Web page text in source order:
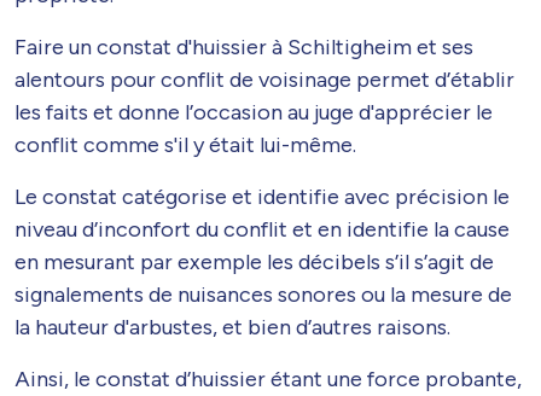
Faire un constat d'huissier à Schiltigheim et ses
alentours pour conflit de voisinage permet d’établir
les faits et donne l’occasion au juge d'apprécier le
conflit comme s'il y était lui-même.
Le constat catégorise et identifie avec précision le
niveau d’inconfort du conflit et en identifie la cause
en mesurant par exemple les décibels s’il s’agit de
signalements de nuisances sonores ou la mesure de
la hauteur d'arbustes, et bien d’autres raisons.
Ainsi, le constat d’huissier étant une force probante,